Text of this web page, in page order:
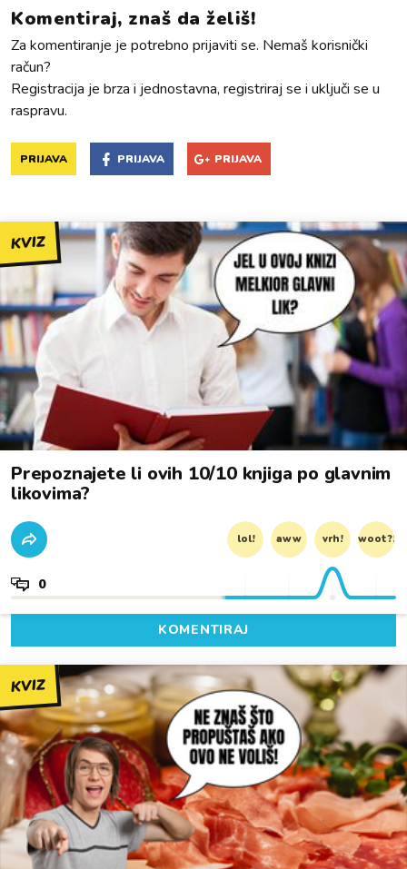
Komentiraj, znaš da želiš!
Za komentiranje je potrebno prijaviti se. Nemaš korisnički
račun?
Registracija je brza i jednostavna, registriraj se i uključi se u
raspravu.
PRIJAVA PRIJAVA PRIJAVA
KVIZ
Prepoznajete li ovih 10/10 knjiga po glavnim
likovima?
lol! aww vrh! woot?!
0
KOMENTIRAJ
KVIZ